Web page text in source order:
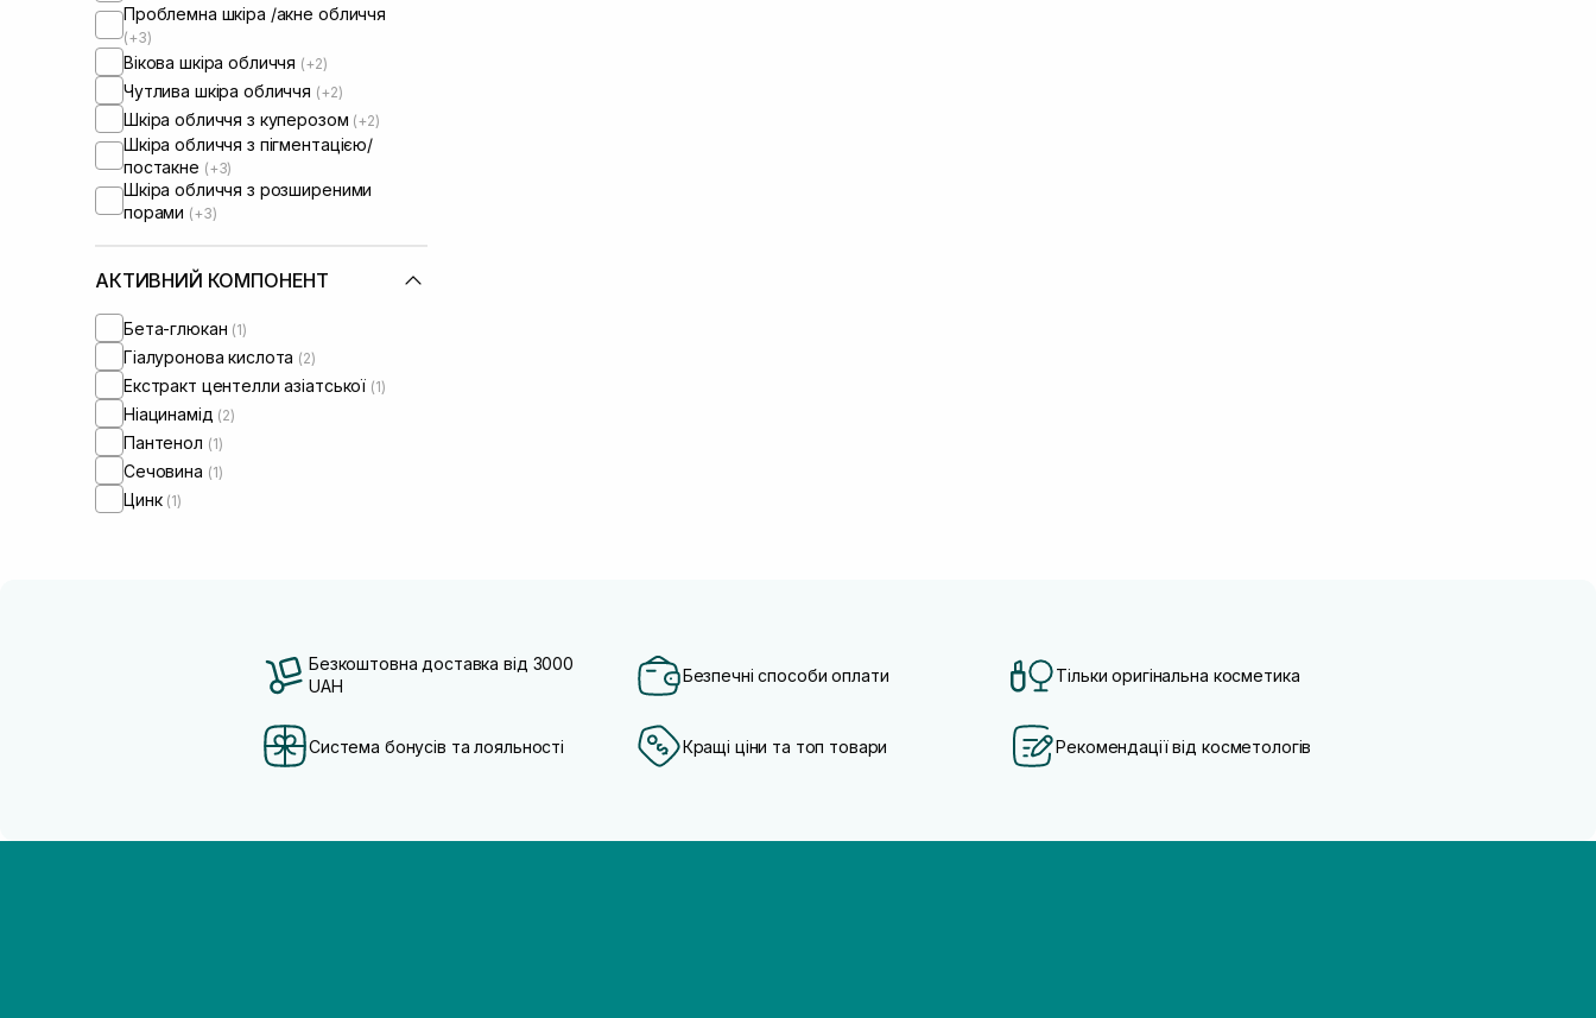
Проблемна шкіра /акне обличчя
(+3)
Вікова шкіра обличчя (+2)
Чутлива шкіра обличчя (+2)
Шкіра обличчя з куперозом (+2)
Шкіра обличчя з пігментацією/
постакне (+3)
Шкіра обличчя з розширеними
порами (+3)
Шкіра обличчя з порушеним
Сироватки від постакне
АКТИВНИЙ КОМПОНЕНТ
Бета-глюкан (1)
Гіалуронова кислота (2)
Екстракт центелли азіатської (1)
Ніацинамід (2)
Пантенол (1)
Сечовина (1)
Цинк (1)
Безкоштовна доставка від 3000
UAH
Безпечні способи оплати Тільки оригінальна косметика
Система бонусів та лояльності Кращі ціни та топ товари Рекомендації від косметологів